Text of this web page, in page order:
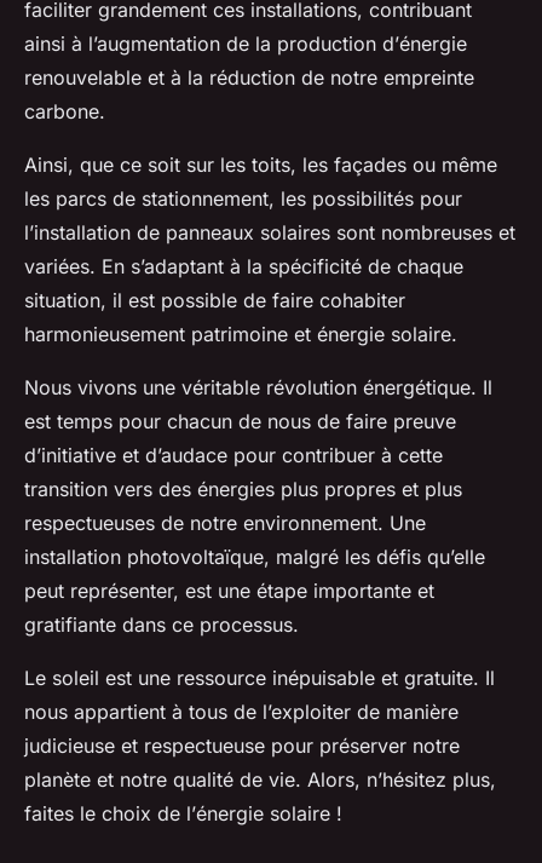
faciliter grandement ces installations, contribuant
ainsi à l’augmentation de la production d’énergie
renouvelable et à la réduction de notre empreinte
carbone.
Ainsi, que ce soit sur les toits, les façades ou même
les parcs de stationnement, les possibilités pour
l’installation de panneaux solaires sont nombreuses et
variées. En s’adaptant à la spécificité de chaque
situation, il est possible de faire cohabiter
harmonieusement patrimoine et énergie solaire.
Nous vivons une véritable révolution énergétique. Il
est temps pour chacun de nous de faire preuve
d’initiative et d’audace pour contribuer à cette
transition vers des énergies plus propres et plus
respectueuses de notre environnement. Une
installation photovoltaïque, malgré les défis qu’elle
peut représenter, est une étape importante et
gratifiante dans ce processus.
Le soleil est une ressource inépuisable et gratuite. Il
nous appartient à tous de l’exploiter de manière
judicieuse et respectueuse pour préserver notre
planète et notre qualité de vie. Alors, n’hésitez plus,
faites le choix de l’énergie solaire !